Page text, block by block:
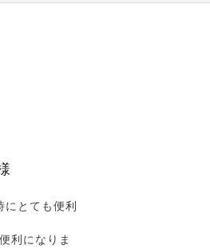
とても便利
利になりま